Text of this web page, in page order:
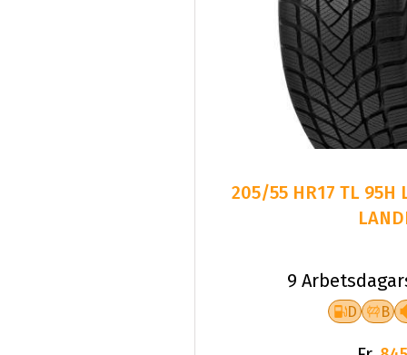
205/55 HR17 TL 95H
9
D B